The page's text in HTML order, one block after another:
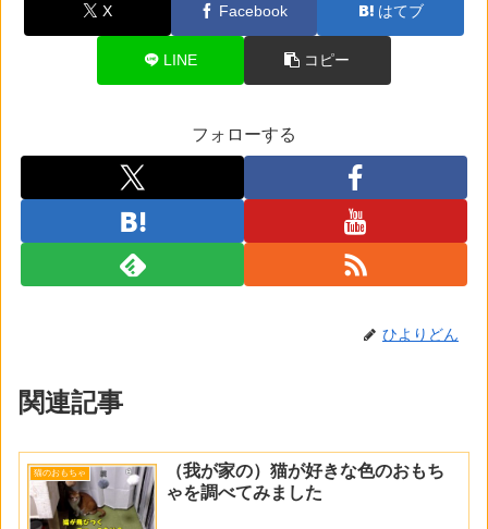
X Facebook はてブ
LINE コピー
フォローする
ひよりどん
関連記事
猫のおもちゃ
（我が家の）猫が好きな色のおもち
ゃを調べてみました